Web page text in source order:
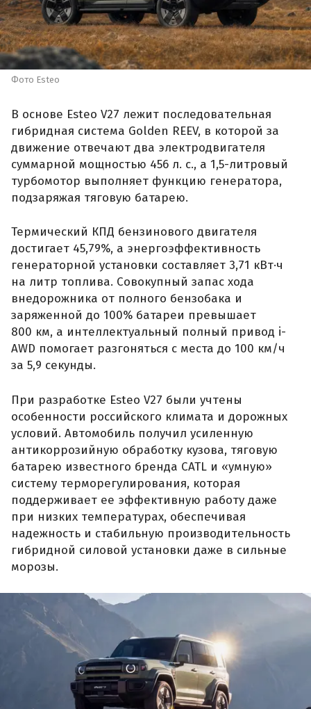
Фото Esteo
В основе Esteo V27 лежит последовательная
гибридная система Golden REEV, в которой за
движение отвечают два электродвигателя
суммарной мощностью 456 л. с., а 1,5-литровый
турбомотор выполняет функцию генератора,
подзаряжая тяговую батарею.
Термический КПД бензинового двигателя
достигает 45,79%, а энергоэффективность
генераторной установки составляет 3,71 кВт·ч
на литр топлива. Совокупный запас хода
внедорожника от полного бензобака и
заряженной до 100% батареи превышает
800 км, а интеллектуальный полный привод i-
AWD помогает разгоняться с места до 100 км/ч
за 5,9 секунды.
При разработке Esteo V27 были учтены
особенности российского климата и дорожных
условий. Автомобиль получил усиленную
антикоррозийную обработку кузова, тяговую
батарею известного бренда CATL и «умную»
систему терморегулирования, которая
поддерживает ее эффективную работу даже
при низких температурах, обеспечивая
надежность и стабильную производительность
гибридной силовой установки даже в сильные
морозы.